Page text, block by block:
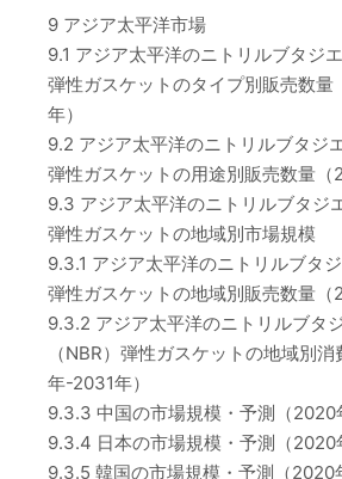
9 アジア太平洋市場
9.1 アジア太平洋のニトリルブタジ
弾性ガスケットのタイプ別販売数
年）
9.2 アジア太平洋のニトリルブタジ
弾性ガスケットの用途別販売数量（
9.3 アジア太平洋のニトリルブタジ
弾性ガスケットの地域別市場規模
9.3.1 アジア太平洋のニトリルブタジ
弾性ガスケットの地域別販売数量（
9.3.2 アジア太平洋のニトリルブタ
（NBR）弾性ガスケットの地域別
年-2031年）
9.3.3 中国の市場規模・予測（2020
9.3.4 日本の市場規模・予測（2020
9.3.5 韓国の市場規模・予測（2020